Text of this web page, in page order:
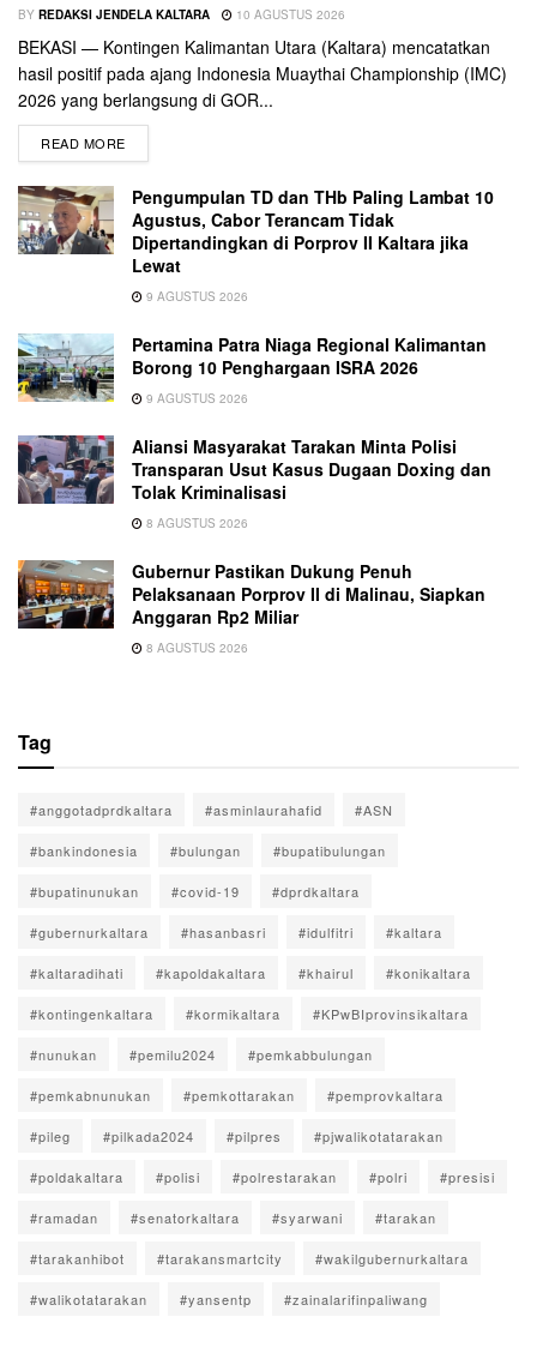
BY REDAKSI JENDELA KALTARA 10 AGUSTUS 2026
BEKASI — Kontingen Kalimantan Utara (Kaltara) mencatatkan
hasil positif pada ajang Indonesia Muaythai Championship (IMC)
2026 yang berlangsung di GOR...
READ MORE
Pengumpulan TD dan THb Paling Lambat 10
Agustus, Cabor Terancam Tidak
Dipertandingkan di Porprov II Kaltara jika
Lewat
9 AGUSTUS 2026
Pertamina Patra Niaga Regional Kalimantan
Borong 10 Penghargaan ISRA 2026
9 AGUSTUS 2026
Aliansi Masyarakat Tarakan Minta Polisi
Transparan Usut Kasus Dugaan Doxing dan
Tolak Kriminalisasi
8 AGUSTUS 2026
Gubernur Pastikan Dukung Penuh
Pelaksanaan Porprov II di Malinau, Siapkan
Anggaran Rp2 Miliar
8 AGUSTUS 2026
Tag
#anggotadprdkaltara #asminlaurahafid #ASN
#bankindonesia #bulungan #bupatibulungan
#bupatinunukan #covid-19 #dprdkaltara
#gubernurkaltara #hasanbasri #idulfitri #kaltara
#kaltaradihati #kapoldakaltara #khairul #konikaltara
#kontingenkaltara #kormikaltara #KPwBIprovinsikaltara
#nunukan #pemilu2024 #pemkabbulungan
#pemkabnunukan #pemkottarakan #pemprovkaltara
#pileg #pilkada2024 #pilpres #pjwalikotatarakan
#poldakaltara #polisi #polrestarakan #polri #presisi
#ramadan #senatorkaltara #syarwani #tarakan
#tarakanhibot #tarakansmartcity #wakilgubernurkaltara
#walikotatarakan #yansentp #zainalarifinpaliwang